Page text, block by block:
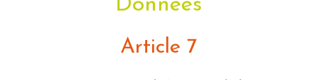
Données
Article 7